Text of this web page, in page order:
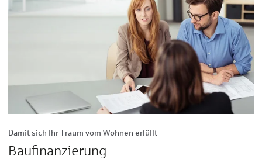
Damit sich Ihr Traum vom Wohnen erfüllt
Baufinanzierung